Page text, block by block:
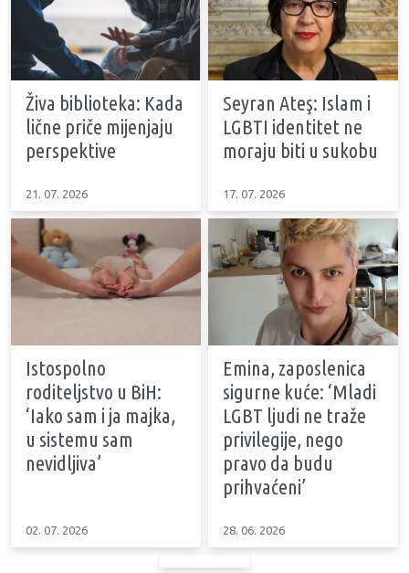
Živa biblioteka: Kada
lične priče mijenjaju
perspektive
21. 07. 2026
Seyran Ateş: Islam i
LGBTI identitet ne
moraju biti u sukobu
17. 07. 2026
Istospolno
roditeljstvo u BiH:
‘Iako sam i ja majka,
u sistemu sam
nevidljiva’
02. 07. 2026
Emina, zaposlenica
sigurne kuće: ‘Mladi
LGBT ljudi ne traže
privilegije, nego
pravo da budu
prihvaćeni’
28. 06. 2026